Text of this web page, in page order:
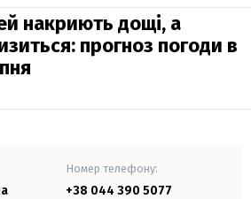
накриють дощі, а
прогноз погоди в
Номер телефону:
+38 044 390 5077